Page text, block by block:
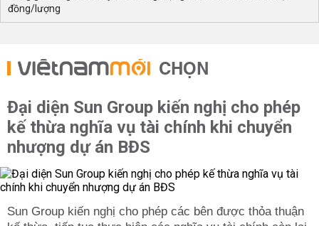
đồng/lượng
CHỌN
Đại diện Sun Group kiến nghị cho phép
kế thừa nghĩa vụ tài chính khi chuyển
nhượng dự án BĐS
Sun Group kiến nghị cho phép các bên được thỏa thuận